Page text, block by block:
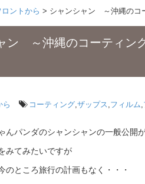
ントから シャンシャン ～沖縄のコ
ン ～沖縄のコーティン
ら
コーティング,ザップス,フィルム,
んパンダのシャンシャンの一般公開
みてみたいですが
のところ旅行の計画もなく・・・